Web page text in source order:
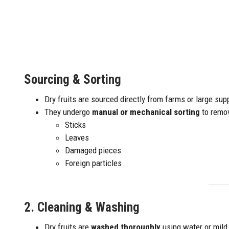
Sourcing & Sorting
Dry fruits are sourced directly from farms or large
They undergo manual or mechanical sorting to
Sticks
Leaves
Damaged pieces
Foreign particles
2. Cleaning & Washing
Dry fruits are washed thoroughly using water or